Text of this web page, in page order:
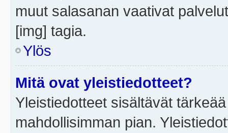
muut salasanan vaativat
[img] tagia.
Ylös
Mitä ovat yleistiedotteet?
Yleistiedotteet sisältävät
mahdollisimman pian.